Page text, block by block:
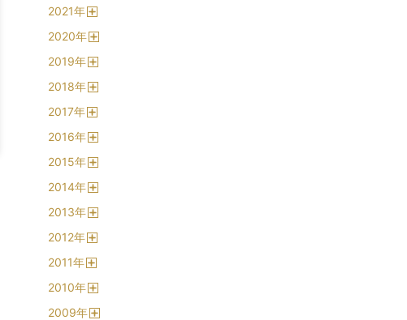
2021年
2020年
2019年
2018年
2017年
2016年
2015年
2014年
2013年
2012年
2011年
2010年
2009年